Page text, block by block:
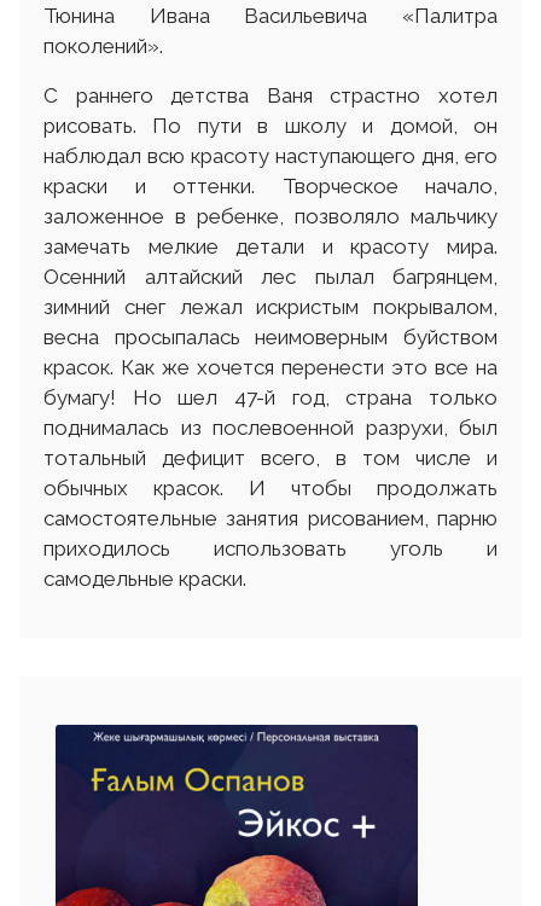
Тюнина Ивана Васильевича «Палитра
поколений».
С раннего детства Ваня страстно хотел
рисовать. По пути в школу и домой, он
наблюдал всю красоту наступающего дня, его
краски и оттенки. Творческое начало,
заложенное в ребенке, позволяло мальчику
замечать мелкие детали и красоту мира.
Осенний алтайский лес пылал багрянцем,
зимний снег лежал искристым покрывалом,
весна просыпалась неимоверным буйством
красок. Как же хочется перенести это все на
бумагу! Но шел 47-й год, страна только
поднималась из послевоенной разрухи, был
тотальный дефицит всего, в том числе и
обычных красок. И чтобы продолжать
самостоятельные занятия рисованием, парню
приходилось использовать уголь и
самодельные краски.